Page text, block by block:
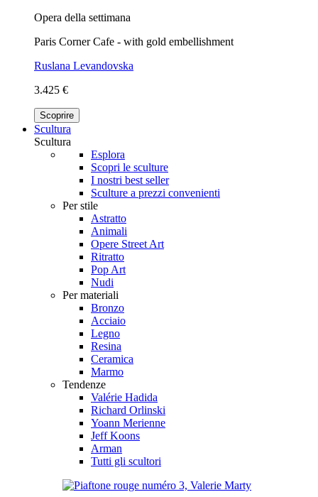
Opera della settimana
Paris Corner Cafe - with gold embellishment
Ruslana Levandovska
3.425 €
Scoprire
Scultura
Scultura
Esplora
Scopri le sculture
I nostri best seller
Sculture a prezzi convenienti
Per stile
Astratto
Animali
Opere Street Art
Ritratto
Pop Art
Nudi
Per materiali
Bronzo
Acciaio
Legno
Resina
Ceramica
Marmo
Tendenze
Valérie Hadida
Richard Orlinski
Yoann Merienne
Jeff Koons
Arman
Tutti gli scultori